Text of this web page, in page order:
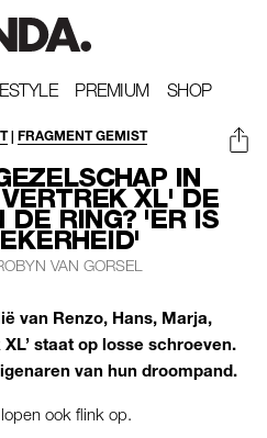
PREMIUM
PREMIUM SHOP
SHOP
IN
XL' DE
DE RING? 'ER IS
| FRAGMENT GEMIST
VAN GORSEL
van Renzo, Hans, Marja,
staat op losse schroeven.
van hun droompand.
ook flink op.